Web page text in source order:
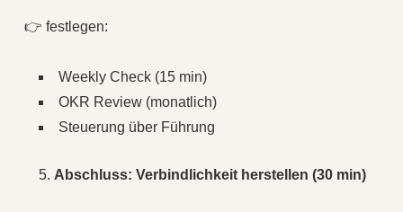
👉 festlegen:
Weekly Check (15 min)
OKR Review (monatlich)
Steuerung über Führung
Abschluss: Verbindlichkeit herstellen (30 min)